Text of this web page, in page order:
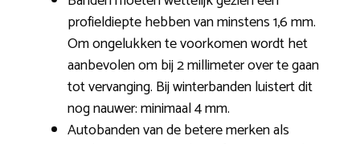
profieldiepte hebben van minstens 1,6 mm.
Om ongelukken te voorkomen wordt het
aanbevolen om bij 2 millimeter over te gaan
tot vervanging. Bij winterbanden luistert dit
nog nauwer: minimaal 4 mm.
Autobanden van de betere merken als